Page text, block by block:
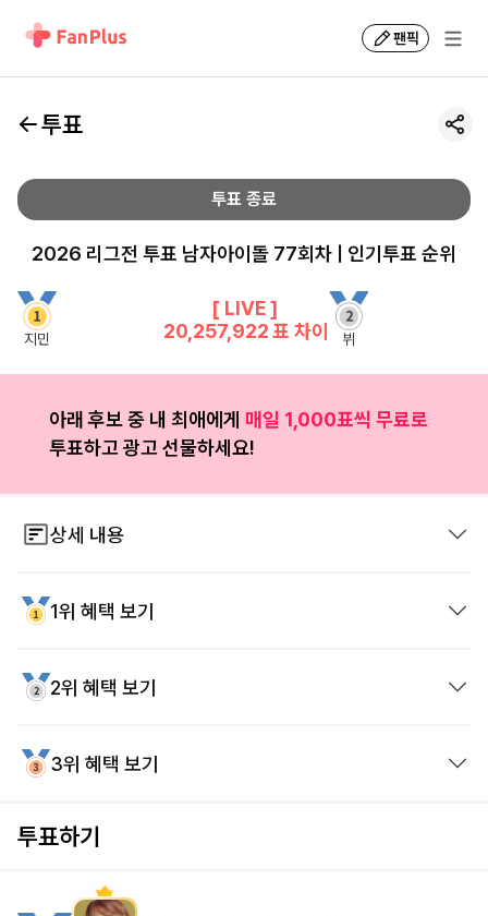
팬픽
투표
투표 종료
2026 리그전 투표 남자아이돌 77회차 | 인기투표 순위
지민
[ LIVE ]
20,257,922표 차이 뷔
아래 후보 중 내 최애에게 매일 1,000표씩 무료로
투표하고 광고 선물하세요!
상세 내용
※ 투표권 획득방법
3. 광고참여
- 배우 및 트로트 장르 가수는 포함되지 않습니다.
1위 혜택 보기
2위 혜택 보기
3위 혜택 보기
투표하기